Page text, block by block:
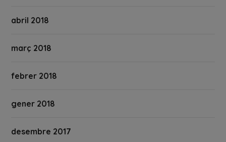
abril 2018
març 2018
febrer 2018
gener 2018
desembre 2017